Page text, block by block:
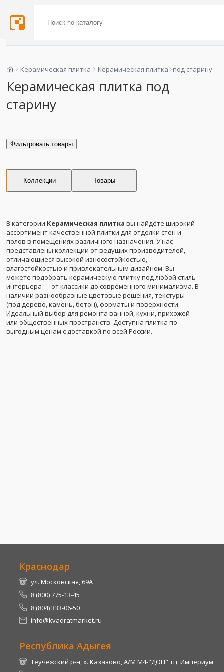
Керамическая плитка Керамическая плитка под старину
Керамическая плитка под
старину
Фильтровать товары
Коллекции Товары
В категории Керамическая плитка вы найдёте широкий
ассортимент качественной плитки для отделки стен и
полов в помещениях различного назначения. У нас
представлены коллекции от ведущих производителей,
отличающиеся высокой износостойкостью,
влагостойкостью и привлекательным дизайном. Вы
можете подобрать керамическую плитку под любой стиль
интерьера — от классики до современного минимализма. В
наличии разнообразные цветовые решения, текстуры
(под дерево, камень, бетон), форматы и поверхности.
Идеальный выбор для ремонта ванной, кухни, прихожей
или общественных пространств. Доступна плитка по
выгодным ценам с доставкой по всей России.
Краснодар
ул. Московская, 69А
8 (800) 775-13-45
8 (804) 333-06-50
info@kvadratmarket.ru
Республика Адыгея
Теучежский р-н, х. Казазово, А/М М4-"ДОН" тц. Империум